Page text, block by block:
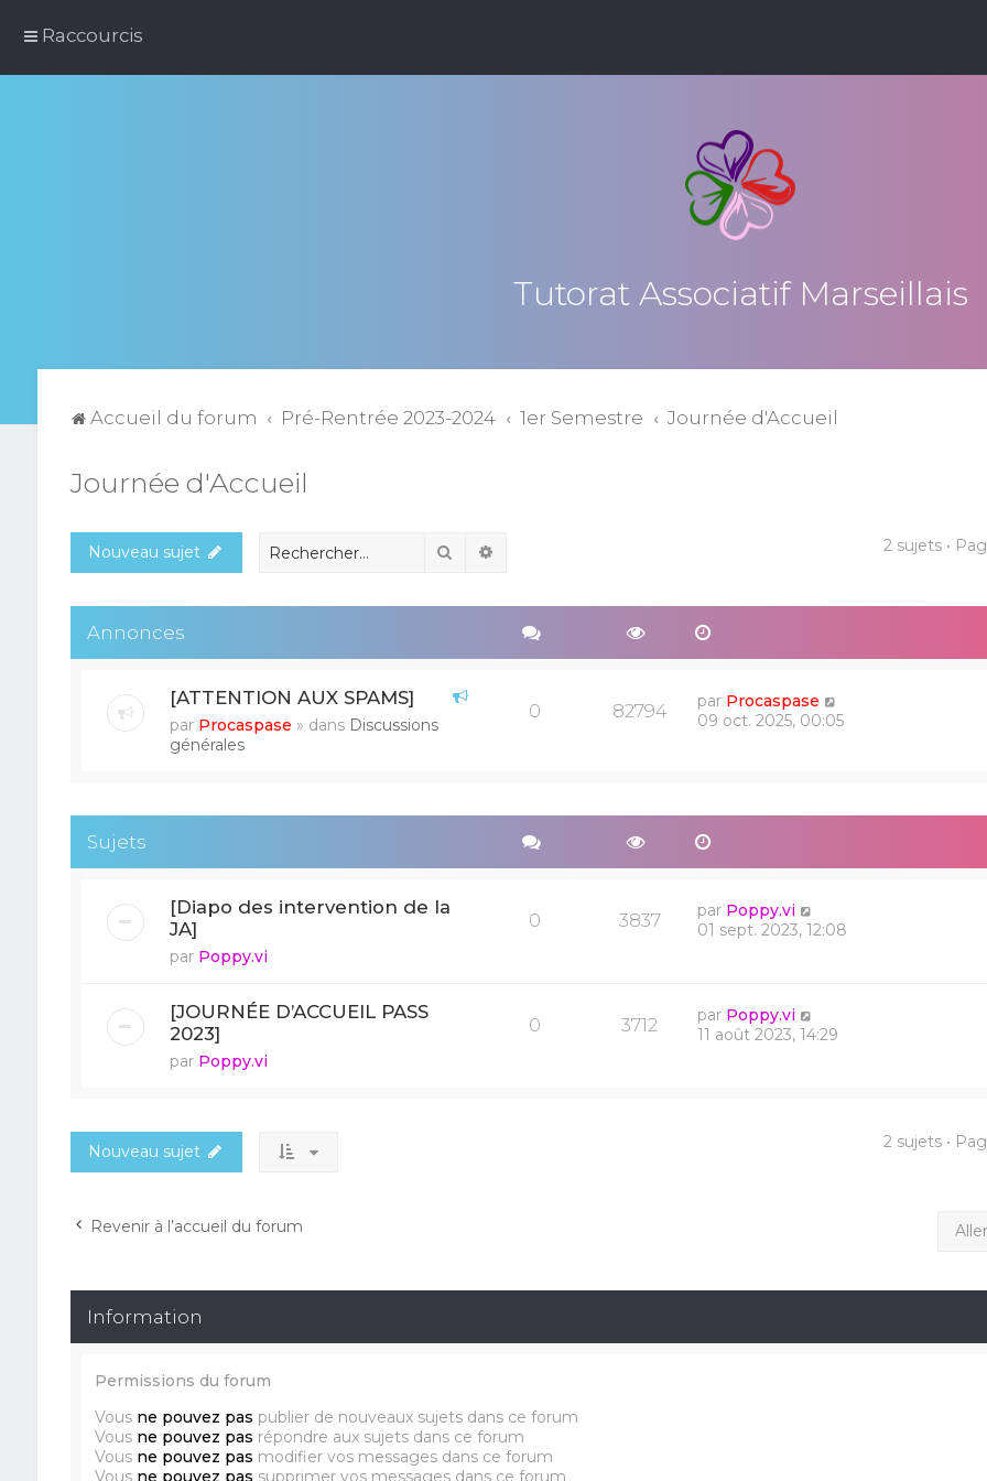
Raccourcis
Tutorat Associatif Marseillais
Accueil du forum Pré-Rentrée 2023-2024 1er Semestre Journée d'Accueil
Journée d'Accueil
Nouveau sujet Rechercher 2 sujets •
Annonces
[ATTENTION AUX SPAMS]
par Procaspase » dans Discussions
générales
0 82794 par Procaspase
09 oct. 2025, 00:05
Sujets
[Diapo des intervention de la
JA]
par Poppy.vi
0 3837 par Poppy.vi
01 sept. 2023, 12:08
[JOURNÉE D’ACCUEIL PASS
2023]
par Poppy.vi
0 3712 par Poppy.vi
11 août 2023, 14:29
Nouveau sujet 2 sujets •
Revenir à l’accueil du forum Aller
Information
Permissions du forum
Vous ne pouvez pas publier de nouveaux sujets dans ce forum
Vous ne pouvez pas répondre aux sujets dans ce forum
Vous ne pouvez pas modifier vos messages dans ce forum
Vous ne pouvez pas supprimer vos messages dans ce forum